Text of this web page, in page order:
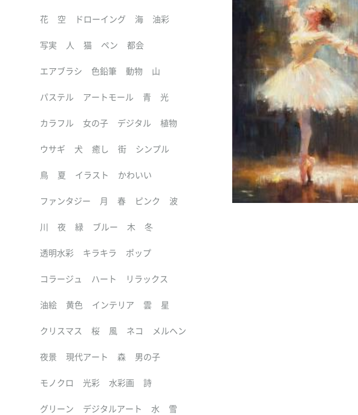
花 空 ドローイング 海 油彩
写実 人 猫 ペン 都会
エアブラシ 色鉛筆 動物 山
パステル アートモール 青 光
カラフル 女の子 デジタル 植物
ウサギ 犬 癒し 街 シンプル
鳥 夏 イラスト かわいい
ファンタジー 月 春 ピンク 波
川 夜 緑 ブルー 木 冬
透明水彩 キラキラ ポップ
コラージュ ハート リラックス
油絵 黄色 インテリア 雲 星
クリスマス 桜 風 ネコ メルヘン
夜景 現代アート 森 男の子
モノクロ 光彩 水彩画 詩
グリーン デジタルアート 水 雪